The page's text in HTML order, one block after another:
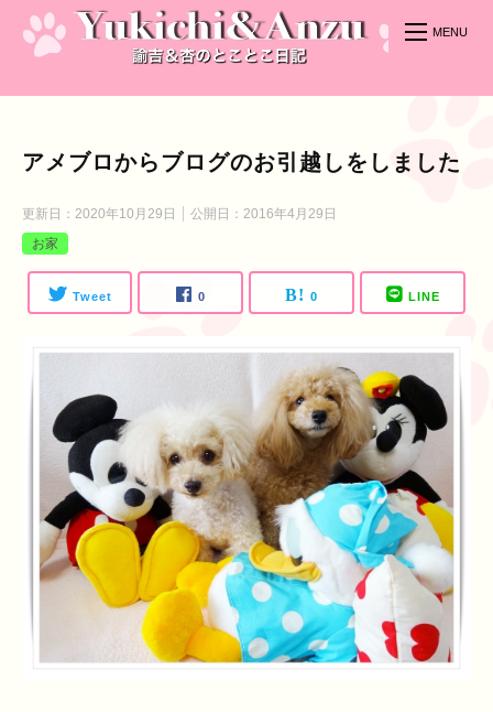
アメブロからブログのお引越しをしました
更新日： 2020年10月29日 公開日： 2016年4月29日
お家
Tweet 0 0 LINE